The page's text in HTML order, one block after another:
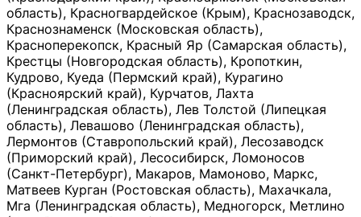
область), Красногвардейское (Крым), Краснозаводск,
Краснознаменск (Московская область),
Красноперекопск, Красный Яр (Самарская область),
Крестцы (Новгородская область), Кропоткин,
Кудрово, Куеда (Пермский край), Курагино
(Красноярский край), Курчатов, Лахта
(Ленинградская область), Лев Толстой (Липецкая
область), Левашово (Ленинградская область),
Лермонтов (Ставропольский край), Лесозаводск
(Приморский край), Лесосибирск, Ломоносов
(Санкт-Петербург), Макаров, Мамоново, Маркс,
Матвеев Курган (Ростовская область), Махачкала,
Мга (Ленинградская область), Медногорск, Метлино